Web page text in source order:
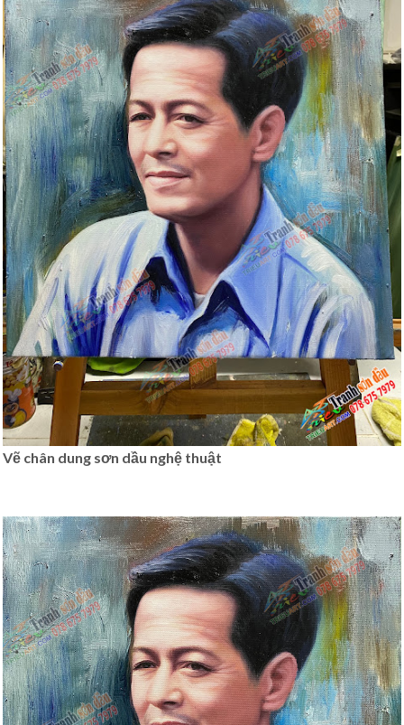
Vẽ chân dung sơn dầu nghệ thuật